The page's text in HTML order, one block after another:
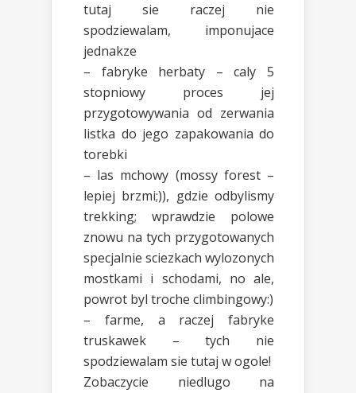
tutaj sie raczej nie
spodziewalam, imponujace
jednakze
– fabryke herbaty – caly 5
stopniowy proces jej
przygotowywania od zerwania
listka do jego zapakowania do
torebki
– las mchowy (mossy forest –
lepiej brzmi;)), gdzie odbylismy
trekking; wprawdzie polowe
znowu na tych przygotowanych
specjalnie sciezkach wylozonych
mostkami i schodami, no ale,
powrot byl troche climbingowy:)
– farme, a raczej fabryke
truskawek – tych nie
spodziewalam sie tutaj w ogole!
Zobaczycie niedlugo na